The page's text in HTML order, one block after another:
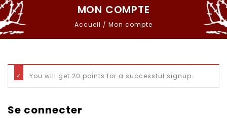
MON COMPTE
Accueil / Mon compte
You will get 20 points for a successful signup.
Se connecter